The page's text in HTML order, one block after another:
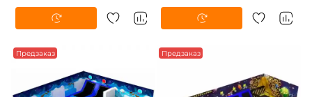
Предзаказ Предзаказ